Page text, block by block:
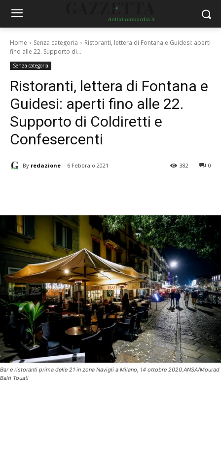
Home Senza categoria
Ristoranti, lettera di Fontana e Guidesi: aperti
fino alle 22. Supporto di...
Senza categoria
Ristoranti, lettera di Fontana e
Guidesi: aperti fino alle 22.
Supporto di Coldiretti e
Confesercenti
By redazione 6 Febbraio 2021 0
382
Bar e ristoranti prima delle 21 in zona Navigli a Milano, 14 ottobre 2020.ANSA/Mourad
Balti Touati